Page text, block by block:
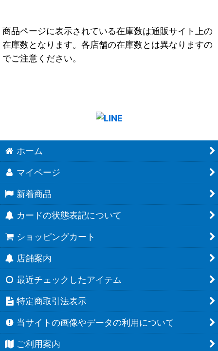
商品ページに表示されている在庫数は通販サイト上の
在庫数となります。各店舗の在庫数とは異なりますの
でご注意ください。
ホーム
マイページ
新着商品
カードの状態表記について
ショッピングカート
店舗案内
最近チェックしたアイテム
特定商取引法表示
当サイトの画像やデータの利用について
ご利用案内